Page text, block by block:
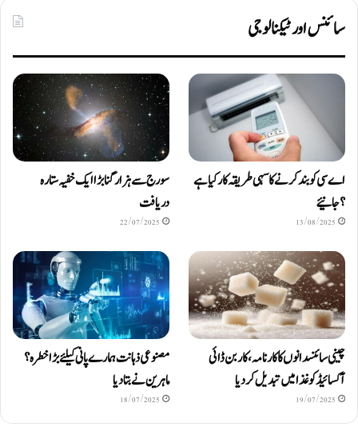
سائنس اور ٹیکنالوجی
اے سی کو بند کرنے کا سہی طریقہ کار کیا ہے
؟ جانیئے
13/08/2025
سورج سے ہزار گنا بڑا ایک خفیہ ستارہ
دریافت
22/07/2025
چینی سائنسدانوں کا کارنامہ، کاربن ڈائی
آکسائیڈ کو غذا میں تبدیل کردیا
19/07/2025
مصنوعی ذہانت ہمارے پانی کیلئے بڑا خطرہ؟
ماہرین نے بتا دیا
18/07/2025